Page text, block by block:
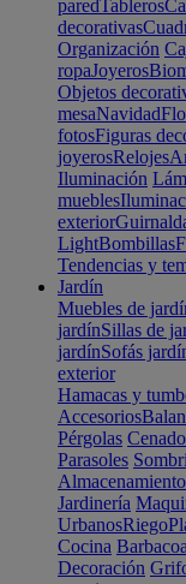
paredTableros
decorativas
Organización
ropaJoyeros
Objetos
mesaNavidad
fotosFiguras
joyerosRelojes
Iluminación
muebles
exterior
LightBombillas
Tendencias y
Jardín
Muebles de
jardínSillas de
jardínSofás
exterior
Hamacas y
Accesorios
Pérgolas
Parasoles
Almacenamiento
Jardinería
UrbanosRiego
Cocina
Decoración